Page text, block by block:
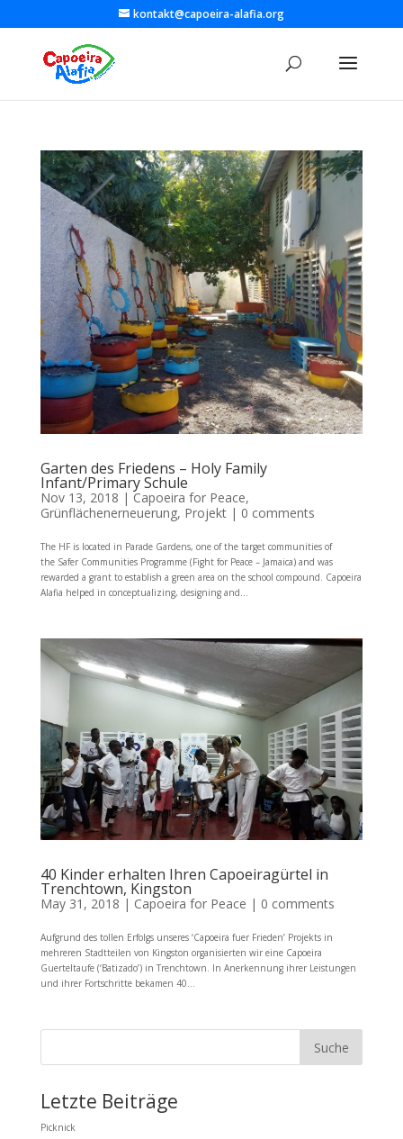
kontakt@capoeira-alafia.org
Garten des Friedens – Holy Family
Infant/Primary Schule
Nov 13, 2018 | Capoeira for Peace,
Grünflächenerneuerung, Projekt| 0 comments
The HF is located in Parade Gardens, one of the target communities of
the Safer Communities Programme (Fight for Peace – Jamaica) and was
rewarded a grant to establish a green area on the school compound. Capoeira
Alafia helped in conceptualizing, designing and...
40 Kinder erhalten Ihren Capoeiragürtel in
Trenchtown, Kingston
May 31, 2018 | Capoeira for Peace | 0 comments
Aufgrund des tollen Erfolgs unseres ‘Capoeira fuer Frieden’ Projekts in
mehreren Stadtteilen von Kingston organisierten wir eine Capoeira
Guerteltaufe (‘Batizado’) in Trenchtown. In Anerkennung ihrer Leistungen
und ihrer Fortschritte bekamen 40...
Letzte Beiträge
Picknick